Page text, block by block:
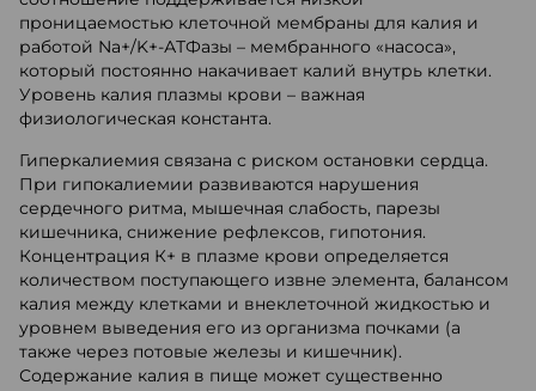
проницаемостью клеточной мембраны для калия и
работой Na+/K+-АТФазы – мембранного «насоса»,
который постоянно накачивает калий внутрь клетки.
Уровень калия плазмы крови – важная
физиологическая константа.
Гиперкалиемия связана с риском остановки сердца.
При гипокалиемии развиваются нарушения
сердечного ритма, мышечная слабость, парезы
кишечника, снижение рефлексов, гипотония.
Концентрация К+ в плазме крови определяется
количеством поступающего извне элемента, балансом
калия между клетками и внеклеточной жидкостью и
уровнем выведения его из организма почками (а
также через потовые железы и кишечник).
Содержание калия в пище может существенно